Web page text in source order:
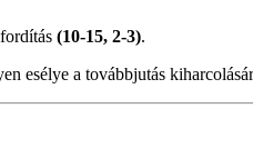
(10-15, 2-3).
esélye a továbbjutás